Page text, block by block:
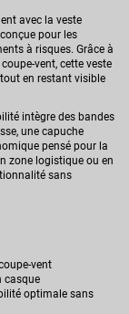
avec la veste
pour les
à risques. Grâce à
vent, cette veste
en restant visible
intègre des bandes
une capuche
pensé pour la
zone logistique ou en
sans
vent
casque
optimale sans